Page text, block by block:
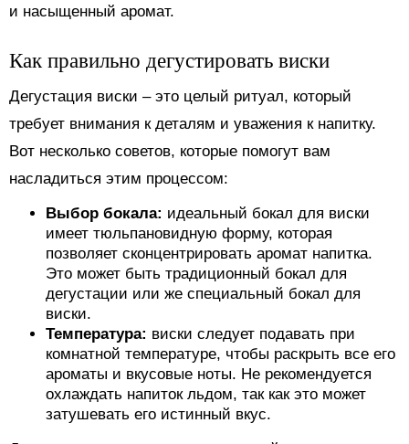
и насыщенный аромат.
Как правильно дегустировать виски
Дегустация виски – это целый ритуал, который
требует внимания к деталям и уважения к напитку.
Вот несколько советов, которые помогут вам
насладиться этим процессом:
Выбор бокала: идеальный бокал для виски
имеет тюльпановидную форму, которая
позволяет сконцентрировать аромат напитка.
Это может быть традиционный бокал для
дегустации или же специальный бокал для
виски.
Температура: виски следует подавать при
комнатной температуре, чтобы раскрыть все его
ароматы и вкусовые ноты. Не рекомендуется
охлаждать напиток льдом, так как это может
затушевать его истинный вкус.